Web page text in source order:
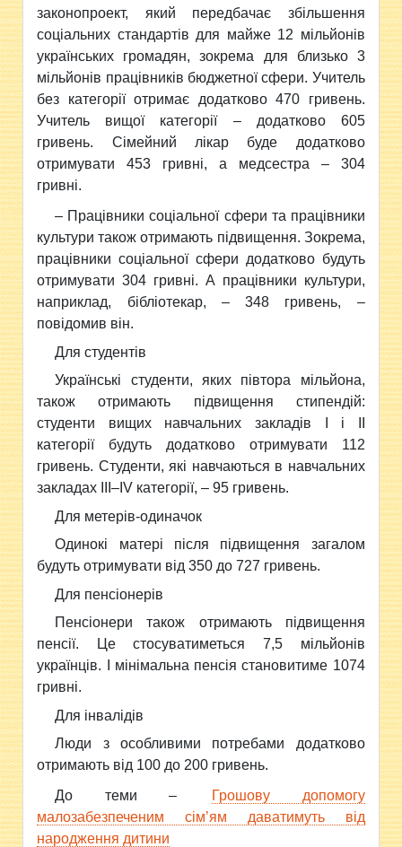
законопроект, який передбачає збільшення
соціальних стандартів для майже 12 мільйонів
українських громадян, зокрема для близько 3
мільйонів працівників бюджетної сфери. Учитель
без категорії отримає додатково 470 гривень.
Учитель вищої категорії – додатково 605
гривень. Сімейний лікар буде додатково
отримувати 453 гривні, а медсестра – 304
гривні.
– Працівники соціальної сфери та працівники
культури також отримають підвищення. Зокрема,
працівники соціальної сфери додатково будуть
отримувати 304 гривні. А працівники культури,
наприклад, бібліотекар, – 348 гривень, –
повідомив він.
Для студентів
Українські студенти, яких півтора мільйона,
також отримають підвищення стипендій:
студенти вищих навчальних закладів І і ІІ
категорії будуть додатково отримувати 112
гривень. Студенти, які навчаються в навчальних
закладах ІІІ–IV категорії, – 95 гривень.
Для метерів-одиначок
Одинокі матері після підвищення загалом
будуть отримувати від 350 до 727 гривень.
Для пенсіонерів
Пенсіонери також отримають підвищення
пенсії. Це стосуватиметься 7,5 мільйонів
українців. І мінімальна пенсія становитиме 1074
гривні.
Для інвалідів
Люди з особливими потребами додатково
отримають від 100 до 200 гривень.
До теми –
Грошову допомогу
малозабезпеченим сім’ям даватимуть від
народження дитини